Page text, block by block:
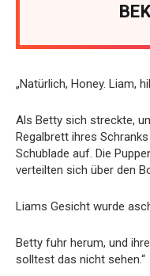
„Natürlich, Honey. Liam,
Als Betty sich streckte,
Regalbrett ihres
Schublade auf. Die
verteilten sich über den
Liams Gesicht wurde
Betty fuhr herum, und
solltest das nicht sehen.“